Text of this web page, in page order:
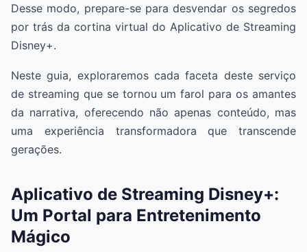
Desse modo, prepare-se para desvendar os segredos
por trás da cortina virtual do Aplicativo de Streaming
Disney+.
Neste guia, exploraremos cada faceta deste serviço
de streaming que se tornou um farol para os amantes
da narrativa, oferecendo não apenas conteúdo, mas
uma experiência transformadora que transcende
gerações.
Aplicativo de Streaming Disney+:
Um Portal para Entretenimento
Mágico